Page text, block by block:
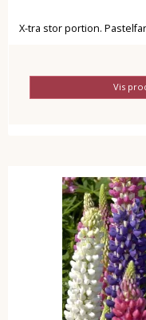
X-tra stor portion.
Vis